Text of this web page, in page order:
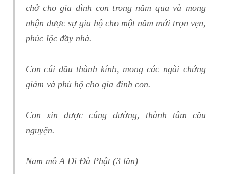
chở cho gia đình con trong năm qua và mong
nhận được sự gia hộ cho một năm mới trọn vẹn,
phúc lộc đầy nhà.
Con cúi đầu thành kính, mong các ngài chứng
giám và phù hộ cho gia đình con.
Con xin được cúng dường, thành tâm cầu
nguyện.
Nam mô A Di Đà Phật (3 lần)